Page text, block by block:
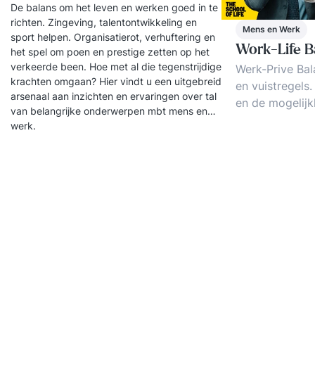
De balans om het leven en werken goed in te
richten. Zingeving, talentontwikkeling en
sport helpen. Organisatierot, verhuftering en
het spel om poen en prestige zetten op het
verkeerde been. Hoe met al die tegenstrijdige
krachten omgaan? Hier vindt u een uitgebreid
arsenaal aan inzichten en ervaringen over tal
van belangrijke onderwerpen mbt mens en
werk.
Mens en Werk
Work-Life
Werk-Prive
en
en de